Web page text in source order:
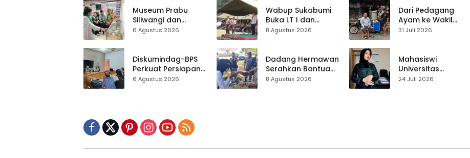
ASRI Lewat Aksi
Bersih Masjid
Agung
Museum Prabu
Siliwangi dan
Museum Keramik
Hampir 500 Koleksi
Dipisahkan
6 Agustus 2026
Diskumindag-BPS
Perkuat Persiapan
Sensus Ekonomi,
6 Agustus 2026
Wabup Sukabumi
Buka LT I dan
KANIRA, Tekankan
Pembentukan
Karakter
8 Agustus 2026
Dadang Hermawan
Serahkan Bantuan
Seragam
8 Agustus 2026
Live Streaming
Dari Pedagang
Ayam ke Wakil
Ketua DPRD, H.
Pasar Cisaat
31 Juli 2026
Mahasiswi
Universitas
Muhammadiyah
24 Juli 2026